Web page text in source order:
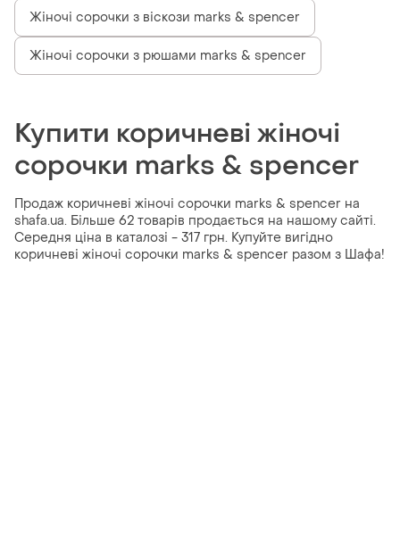
Жіночі сорочки з віскози marks & spencer
Жіночі сорочки з рюшами marks & spencer
Купити коричневі жіночі
сорочки marks & spencer
Продаж коричневі жіночі сорочки marks & spencer на
shafa.ua. Більше 62 товарів продається на нашому сайті.
Середня ціна в каталозі - 317 грн. Купуйте вигідно
коричневі жіночі сорочки marks & spencer разом з Шафа!